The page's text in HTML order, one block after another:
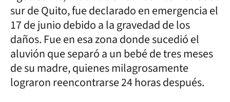
sur de Quito, fue declarado en emergencia el
17 de junio debido a la gravedad de los
daños. Fue en esa zona donde sucedió el
aluvión que separó a un bebé de tres meses
de su madre, quienes milagrosamente
lograron reencontrarse 24 horas después.